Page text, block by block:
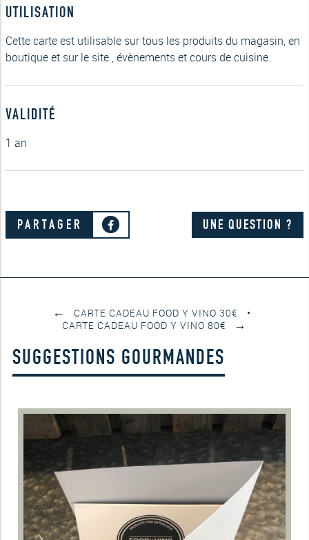
Y
Vino
UTILISATION
Cette carte est utilisable sur tous les produits du magasin, en
boutique et sur le site , évènements et cours de cuisine.
VALIDITÉ
1 an
PARTAGER UNE QUESTION ?
CARTE CADEAU FOOD Y VINO 80€ →
← CARTE CADEAU FOOD Y VINO 30€
SUGGESTIONS GOURMANDES